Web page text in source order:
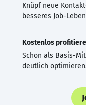
Knüpf neue
besseres Job-
Kostenlos
Schon als Basis-
deutlich